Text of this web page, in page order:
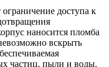
доступа к
наносится пломба
вскрыть
частиц, пыли и воды.